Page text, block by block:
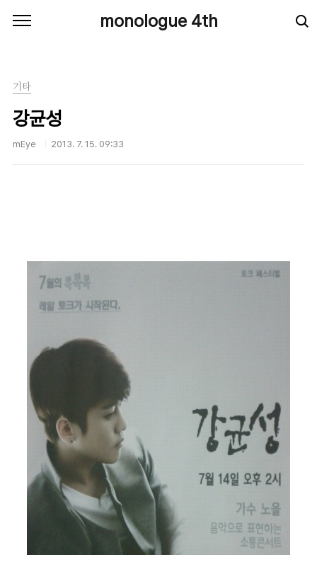
monologue 4th
기타
강균성
mEye 2013. 7. 15. 09:33